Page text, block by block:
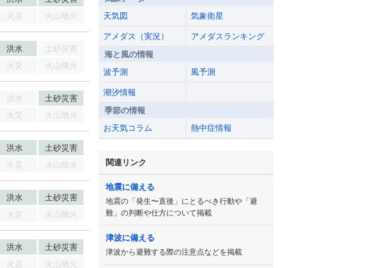
火災 火山噴火
洪水
土砂災害
火災 火山噴火
洪水
土砂災害
火災 火山噴火
洪水
土砂災害
火災 火山噴火
洪水
土砂災害
火災 火山噴火
洪水
土砂災害
火災 火山噴火
天気図
気象衛星
アメダス（実況）
アメダスランキング
海と風の情報
波予測
風予測
潮汐情報
季節の情報
お天気コラム
熱中症情報
関連リンク
地震に備える
地震の「発生〜直後」にとるべき行動や「避
難」の判断や仕方について掲載
津波に備える
津波から避難する際の注意点などを掲載